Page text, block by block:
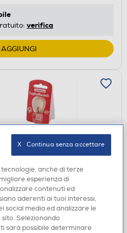
verifica
AGGIUNGI
Ø 80-
anche di terze
esperienza di
contenuti ed
aderenti ai tuoi interessi,
social media ed analizzare le
Selezionando
ti sarà possibile determinare
X   Continua senza accettare